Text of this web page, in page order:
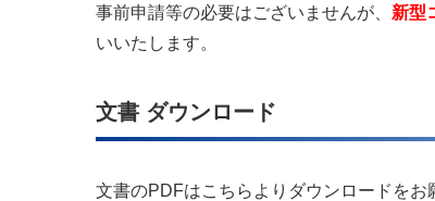
事前申請等の必要はございませんが、 新型
いいたします。
文書 ダウンロード
文書のPDFはこちらよりダウンロードをお